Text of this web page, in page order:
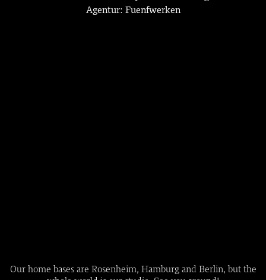
Agentur: Fuenfwerken
Our home bases are Rosenheim, Hamburg and Berlin, but the